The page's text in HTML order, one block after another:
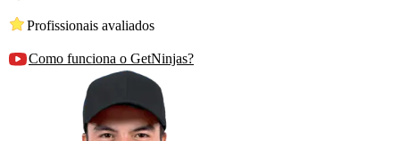
Profissionais avaliados
Como funciona o GetNinjas?